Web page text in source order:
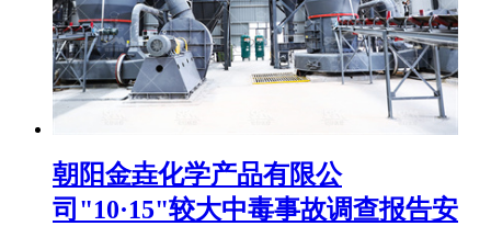
朝阳金垚化学产品有限公
司"10·15"较大中毒事故调查报告安